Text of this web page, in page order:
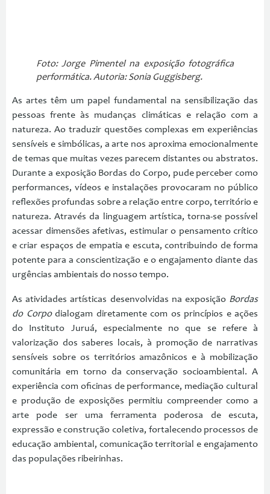
Foto: Jorge Pimentel na exposição fotográfica
performática. Autoria: Sonia Guggisberg.
As artes têm um papel fundamental na sensibilização das
pessoas frente às mudanças climáticas e relação com a
natureza. Ao traduzir questões complexas em experiências
sensíveis e simbólicas, a arte nos aproxima emocionalmente
de temas que muitas vezes parecem distantes ou abstratos.
Durante a exposição Bordas do Corpo, pude perceber como
performances, vídeos e instalações provocaram no público
reflexões profundas sobre a relação entre corpo, território e
natureza. Através da linguagem artística, torna-se possível
acessar dimensões afetivas, estimular o pensamento crítico
e criar espaços de empatia e escuta, contribuindo de forma
potente para a conscientização e o engajamento diante das
urgências ambientais do nosso tempo.
As atividades artísticas desenvolvidas na exposição Bordas
do Corpodialogam diretamente com os princípios e ações
do Instituto Juruá, especialmente no que se refere à
valorização dos saberes locais, à promoção de narrativas
sensíveis sobre os territórios amazônicos e à mobilização
comunitária em torno da conservação socioambiental. A
experiência com oficinas de performance, mediação cultural
e produção de exposições permitiu compreender como a
arte pode ser uma ferramenta poderosa de escuta,
expressão e construção coletiva, fortalecendo processos de
educação ambiental, comunicação territorial e engajamento
das populações ribeirinhas.